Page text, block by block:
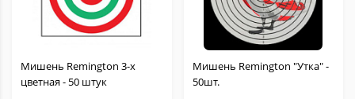
Мишень Remington 3-х
цветная - 50 штук
Мишень Remington "Утка" -
50шт.